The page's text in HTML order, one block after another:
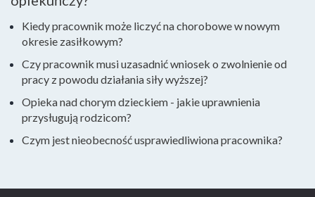
Kiedy pracownik może liczyć na chorobowe w nowym
okresie zasiłkowym?
Czy pracownik musi uzasadnić wniosek o zwolnienie od
pracy z powodu działania siły wyższej?
Opieka nad chorym dzieckiem - jakie uprawnienia
przysługują rodzicom?
Czym jest nieobecność usprawiedliwiona pracownika?